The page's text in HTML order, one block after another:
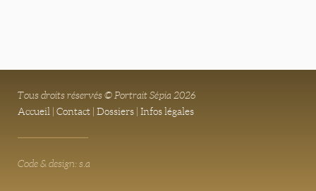
Tous droits réservés © Portrait Sépia 2026
Accueil
Contact Dossiers Infos légales
Code & design: s.a